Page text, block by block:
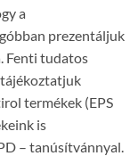
a
prezentáljuk
Fenti tudatos
termékek (EPS
is
– tanúsítvánnyal.